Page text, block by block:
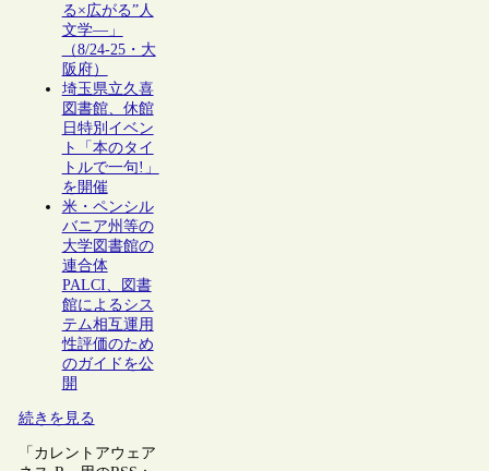
る×広がる”人
文学―」
（8/24-25・大
阪府）
埼玉県立久喜
図書館、休館
日特別イベン
ト「本のタイ
トルで一句!」
を開催
米・ペンシル
バニア州等の
大学図書館の
連合体
PALCI、図書
館によるシス
テム相互運用
性評価のため
のガイドを公
開
続きを見る
「カレントアウェア